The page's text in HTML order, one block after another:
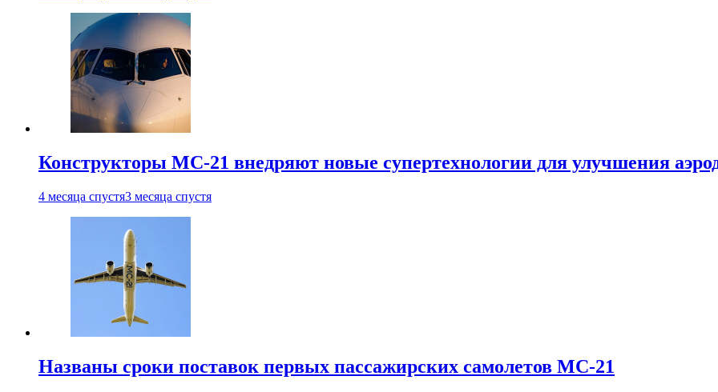
Конструкторы МС-21 внедряют новые супертехнологии для улучшения
4 месяца спустя3 месяца спустя
Названы сроки поставок первых пассажирских самолетов МС-21